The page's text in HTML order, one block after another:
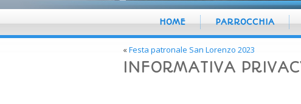
HOME PARROCCHIA
«Festa patronale San Lorenzo 2023
INFORMATIVA